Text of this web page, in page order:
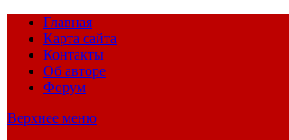
Главная
Карта сайта
Контакты
Об авторе
Форум
Верхнее меню